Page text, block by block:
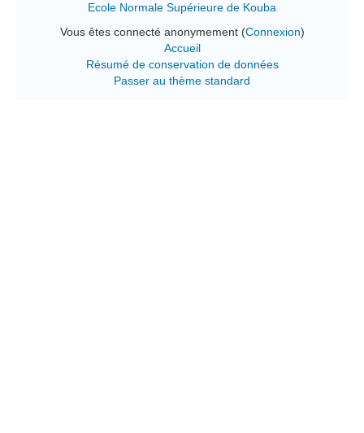
Ecole Normale Supérieure de Kouba
Vous êtes connecté anonymement (Connexion)
Accueil
Résumé de conservation de données
Passer au thème standard